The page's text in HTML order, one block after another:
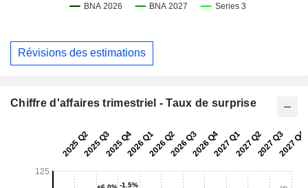
Révisions des estimations
Chiffre d'affaires trimestriel - Taux de surprise